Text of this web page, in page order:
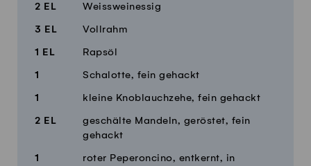
2 EL Weissweinessig
3 EL Vollrahm
1 EL Rapsöl
1 Schalotte, fein gehackt
1 kleine Knoblauchzehe, fein gehackt
2 EL
geschälte Mandeln, geröstet, fein
gehackt
1
roter Peperoncino, entkernt, in